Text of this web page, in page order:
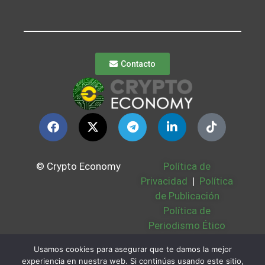
Contacto
© Crypto Economy
Política de
Privacidad | Política
de Publicación
Política de
Periodismo Ético
Bases Legales |
Usamos cookies para asegurar que te damos la mejor
experiencia en nuestra web. Si continúas usando este sitio,